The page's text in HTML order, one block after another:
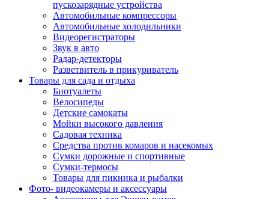
пускозарядные устройства
Автомобильные компрессоры
Автомобильные холодильники
Видеорегистраторы
Звук в авто
Радар-детекторы
Разветвитель в прикуриватель
Товары для сада и отдыха
Биотуалеты
Велосипеды
Детские самокаты
Мойки высокого давления
Садовая техника
Средства против комаров и насекомых
Сумки дорожные и спортивные
Сумки-термосы
Товары для пикника и рыбалки
Фото- видеокамеры и аксессуары